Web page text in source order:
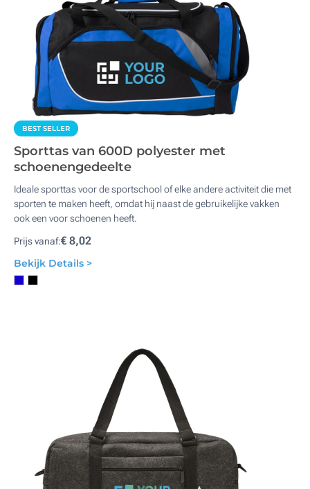
BEST SELLER
Sporttas van 600D polyester met
schoenengedeelte
Ideale sporttas voor de sportschool of elke andere activiteit die met
sporten te maken heeft, omdat hij naast de gebruikelijke vakken
ook een voor schoenen heeft.
Prijs vanaf:€ 8,02
Bekijk Details >